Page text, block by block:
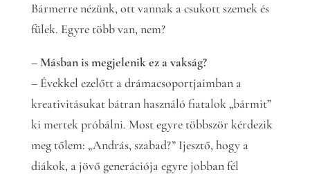
Bármerre nézünk, ott vannak a csukott szemek és
fülek. Egyre több van, nem?
– Másban is megjelenik ez a vakság?
– Évekkel ezelőtt a drámacsoportjaimban a
kreativitásukat bátran használó fiatalok „bármit”
ki mertek próbálni. Most egyre többször kérdezik
meg tőlem: „András, szabad?” Ijesztő, hogy a
diákok, a jövő generációja egyre jobban fél